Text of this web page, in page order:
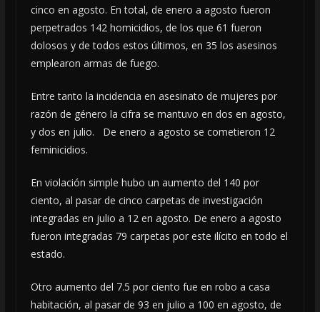
cinco en agosto. En total, de enero a agosto fueron
perpetrados 142 homicidios, de los que 61 fueron
dolosos y de todos estos últimos, en 35 los asesinos
emplearon armas de fuego.
Entre tanto la incidencia en asesinato de mujeres por
razón de género la cifra se mantuvo en dos en agosto,
y dos en julio. De enero a agosto se cometieron 12
feminicidios.
En violación simple hubo un aumento del 140 por
ciento, al pasar de cinco carpetas de investigación
integradas en julio a 12 en agosto. De enero a agosto
fueron integradas 79 carpetas por este ilícito en todo el
estado.
Otro aumento del 7.5 por ciento fue en robo a casa
habitación, al pasar de 93 en julio a 100 en agosto, de